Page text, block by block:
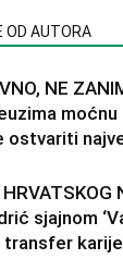
OD AUTORA
NE
moćnu
ostvariti
HRVATSKOG
sjajnom
transfer